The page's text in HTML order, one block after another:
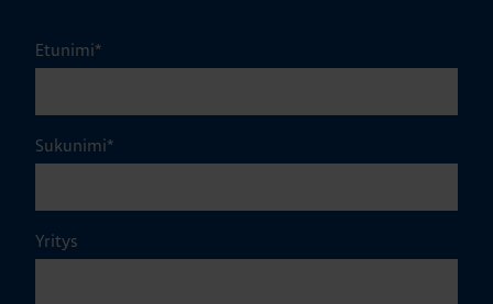
Etunimi*
Sukunimi*
Yritys